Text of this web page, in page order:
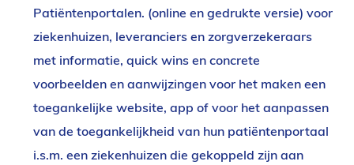
Patiëntenportalen. (online en gedrukte versie) voor
ziekenhuizen, leveranciers en zorgverzekeraars
met informatie, quick wins en concrete
voorbeelden en aanwijzingen voor het maken een
toegankelijke website, app of voor het aanpassen
van de toegankelijkheid van hun patiëntenportaal
i.s.m. een ziekenhuizen die gekoppeld zijn aan